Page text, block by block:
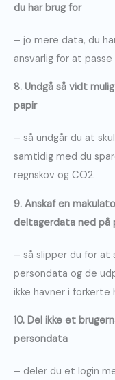
du har brug for
– jo mere data, du
ansvarlig for at
8. Undgå så vidt
papir
– så undgår du at
samtidig med du
regnskov og CO2.
9. Anskaf en
deltagerdata ned på
– så slipper du for
persondata og de
ikke havner i forkerte
10. Del ikke et
persondata
– deler du et login